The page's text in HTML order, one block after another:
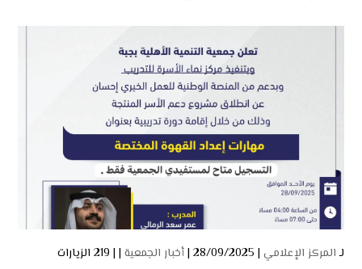
لـالمركز الإعلامي | 28/09/2025 | أخبار الجمعية | | 219 الزيارات